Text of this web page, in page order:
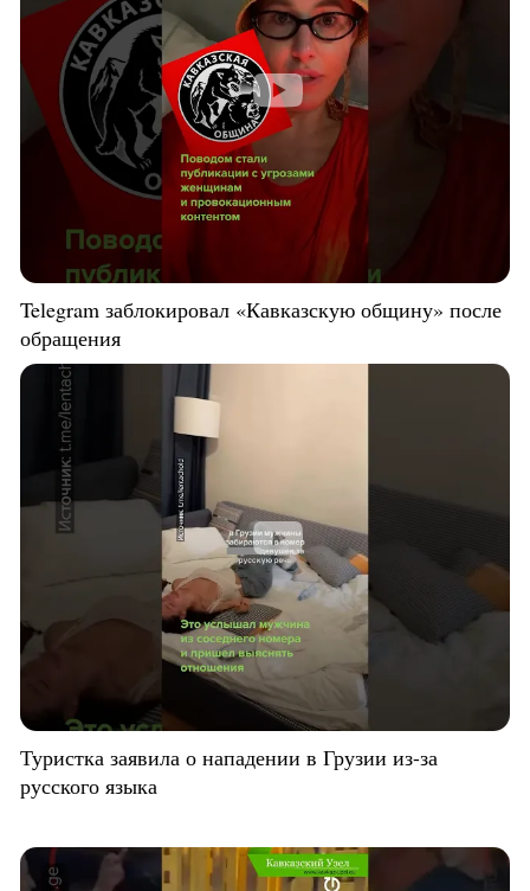
Telegram заблокировал «Кавказскую общину» после
обращения
Туристка заявила о нападении в Грузии из-за
русского языка